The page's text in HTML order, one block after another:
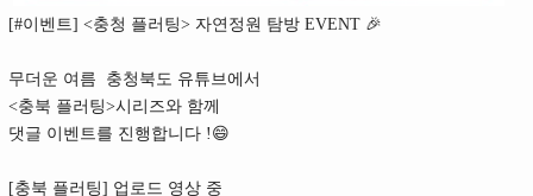
[#이벤트] <충청 플러팅> 자연정원 탐방 EVENT 🎉
무더운 여름 충청북도 유튜브에서
<충북 플러팅>시리즈와 함께
댓글 이벤트를 진행합니다 !😄
[충북 플러팅] 업로드 영상 중